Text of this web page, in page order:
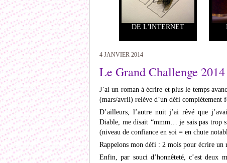
DE L'INTERNET
4 JANVIER 2014
Le Grand Challenge 2014
J’ai un roman à écrire et plus le temps
(mars/avril) relève d’un défi complètement
D’ailleurs, l’autre nuit j’ai rêvé que
Diable, me disait “mmm… je sais pas trop
(niveau de confiance en soi = en chute
Rappelons mon défi : 2 mois pour écrire un
Enfin, par souci d’honnêteté, c’est deux